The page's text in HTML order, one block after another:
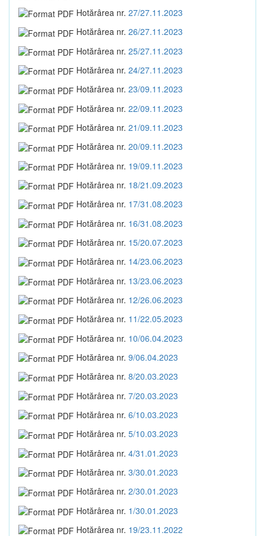
Hotărârea nr. 27/27.11.2023
Hotărârea nr. 26/27.11.2023
Hotărârea nr. 25/27.11.2023
Hotărârea nr. 24/27.11.2023
Hotărârea nr. 23/09.11.2023
Hotărârea nr. 22/09.11.2023
Hotărârea nr. 21/09.11.2023
Hotărârea nr. 20/09.11.2023
Hotărârea nr. 19/09.11.2023
Hotărârea nr. 18/21.09.2023
Hotărârea nr. 17/31.08.2023
Hotărârea nr. 16/31.08.2023
Hotărârea nr. 15/20.07.2023
Hotărârea nr. 14/23.06.2023
Hotărârea nr. 13/23.06.2023
Hotărârea nr. 12/26.06.2023
Hotărârea nr. 11/22.05.2023
Hotărârea nr. 10/06.04.2023
Hotărârea nr. 9/06.04.2023
Hotărârea nr. 8/20.03.2023
Hotărârea nr. 7/20.03.2023
Hotărârea nr. 6/10.03.2023
Hotărârea nr. 5/10.03.2023
Hotărârea nr. 4/31.01.2023
Hotărârea nr. 3/30.01.2023
Hotărârea nr. 2/30.01.2023
Hotărârea nr. 1/30.01.2023
Hotărârea nr. 19/23.11.2022